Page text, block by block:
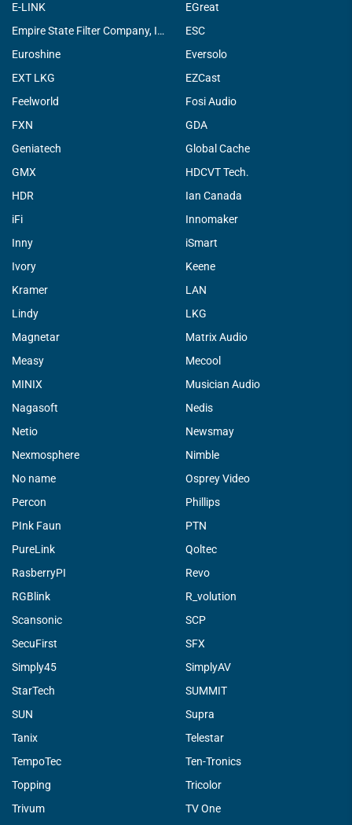
E-LINK
EGreat
Empire State Filter Company, INC.
ESC
Euroshine
Eversolo
EXT LKG
EZCast
Feelworld
Fosi Audio
FXN
GDA
Geniatech
Global Cache
GMX
HDCVT Tech.
HDR
Ian Canada
iFi
Innomaker
Inny
iSmart
Ivory
Keene
Kramer
LAN
Lindy
LKG
Magnetar
Matrix Audio
Measy
Mecool
MINIX
Musician Audio
Nagasoft
Nedis
Netio
Newsmay
Nexmosphere
Nimble
No name
Osprey Video
Percon
Phillips
PInk Faun
PTN
PureLink
Qoltec
RasberryPI
Revo
RGBlink
R_volution
Scansonic
SCP
SecuFirst
SFX
Simply45
SimplyAV
StarTech
SUMMIT
SUN
Supra
Tanix
Telestar
TempoTec
Ten-Tronics
Topping
Tricolor
Trivum
TV One